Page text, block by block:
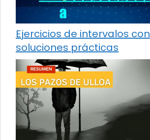
Ejercicios de intervalos con
soluciones prácticas